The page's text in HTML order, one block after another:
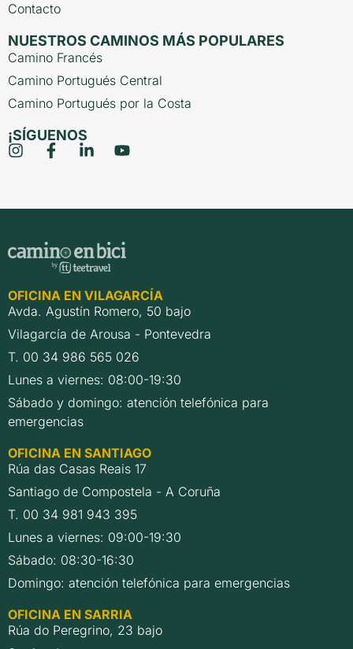
Contacto
NUESTROS CAMINOS MÁS POPULARES
Camino Francés
Camino Portugués Central
Camino Portugués por la Costa
¡SÍGUENOS
OFICINA EN VILAGARCÍA
Avda. Agustín Romero, 50 bajo
Vilagarcía de Arousa - Pontevedra
T. 00 34 986 565 026
Lunes a viernes: 08:00-19:30
Sábado y domingo: atención telefónica para
emergencias
OFICINA EN SANTIAGO
Rúa das Casas Reais 17
Santiago de Compostela - A Coruña
T. 00 34 981 943 395
Lunes a viernes: 09:00-19:30
Sábado: 08:30-16:30
Domingo: atención telefónica para emergencias
OFICINA EN SARRIA
Rúa do Peregrino, 23 bajo